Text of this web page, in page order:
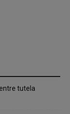
tutela